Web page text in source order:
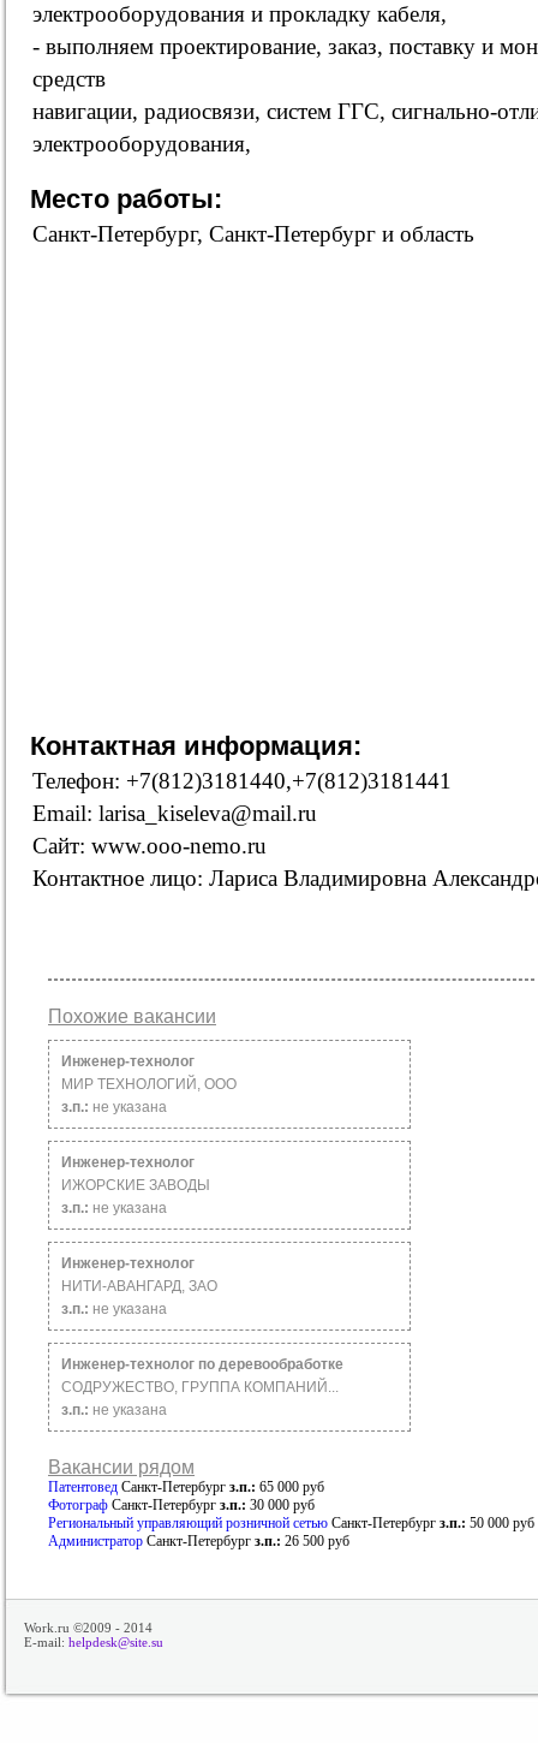
электрооборудования и прокладку кабеля,
- выполняем проектирование, заказ, поставку и
средств
навигации, радиосвязи, систем ГГС, сигнально-
электрооборудования,
Место работы:
Санкт-Петербург, Санкт-Петербург и область
Контактная информация:
Телефон: +7(812)3181440,+7(812)3181441
Email: larisa_kiseleva@mail.ru
Сайт: www.ooo-nemo.ru
Контактное лицо: Лариса Владимировна
Похожие вакансии
Инженер-технолог
МИР ТЕХНОЛОГИЙ, ООО
з.п.: не указана
Инженер-технолог
ИЖОРСКИЕ ЗАВОДЫ
з.п.: не указана
Инженер-технолог
НИТИ-АВАНГАРД, ЗАО
з.п.: не указана
Инженер-технолог по деревообработке
СОДРУЖЕСТВО, ГРУППА КОМПАНИЙ...
з.п.: не указана
Вакансии рядом
Патентовед Санкт-Петербург з.п.: 65 000 руб
Фотограф Санкт-Петербург з.п.: 30 000 руб
Региональный управляющий розничной сетью Санкт-Петербург з.п.: 50 000 руб
Администратор Санкт-Петербург з.п.: 26 500 руб
Work.ru ©2009 - 2014
E-mail: helpdesk@site.su